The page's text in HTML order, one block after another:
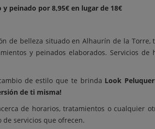
y peinado por 8,95€ en lugar de 18€
de belleza situado en Alhaurín de la Torre,
y peinados elaborados. Servicios
de estilo que te brinda Look
de ti misma!
de horarios, tratamientos o cualquier
de servicios que ofrecen.